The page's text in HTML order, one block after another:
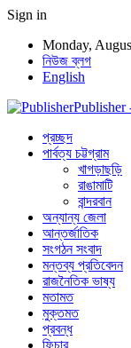
Sign in
Monday,
নিউজ ব্লগ
English
Publisher -
প্রচ্ছদ
পার্বত্য চট্টগ্রাম
খাগড়াছড়ি
রাঙামাটি
বান্দরবান
অন্যান্য জেলা
আন্তর্জাতিক
সংগঠন সংবাদ
মন্তব্য প্রতিবেদন
রাজনৈতিক ভাষ্য
মতামত
মুক্তমত
প্রবন্ধ
ফিচার